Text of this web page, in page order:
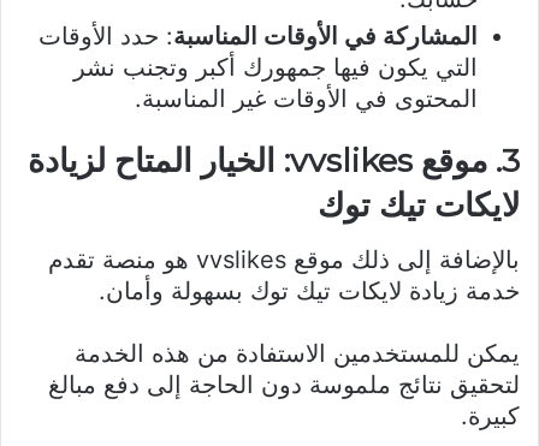
المشاركة في الأوقات المناسبة: حدد الأوقات
التي يكون فيها جمهورك أكبر وتجنب نشر
المحتوى في الأوقات غير المناسبة.
3. موقع vvslikes: الخيار المتاح لزيادة
لايكات تيك توك
بالإضافة إلى ذلك موقع vvslikes هو منصة تقدم
خدمة زيادة لايكات تيك توك بسهولة وأمان.
يمكن للمستخدمين الاستفادة من هذه الخدمة
لتحقيق نتائج ملموسة دون الحاجة إلى دفع مبالغ
كبيرة.